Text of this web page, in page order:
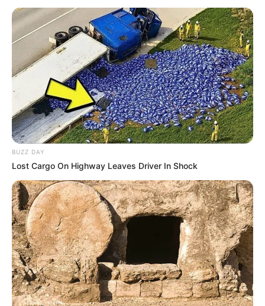
ndeshje kontrolli mes grupit. Trajneri Edoardo Reja ka
vendosur të ketë në dispozicion për këto ditë në stërvitje
dhe për miqësoren edhe disa nga lojtarët e Kombëtares U-
21. Kujtojmë se përfaqësuesja Shpresa do të nisë
grumbullimin për dy ndeshjet zyrtarë të Europianit të kësaj
grupmoshe ndaj Anglisë dhe Kosovës.
BUZZ DAY
Lost Cargo On Highway Leaves Driver In Shock